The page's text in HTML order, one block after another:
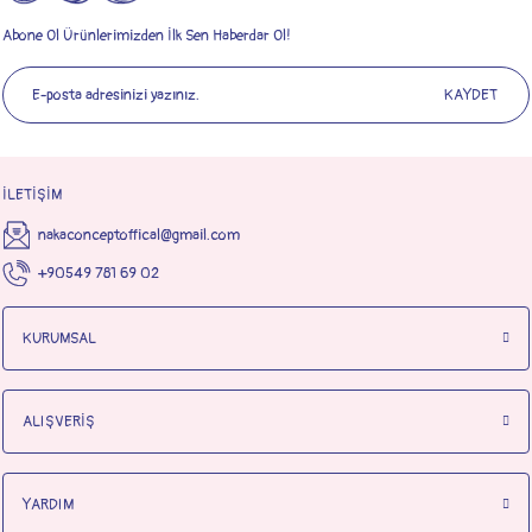
Abone Ol Ürünlerimizden İlk Sen Haberdar Ol!
KAYDET
İLETİŞİM
nakaconceptoffical@gmail.com
+90549 781 69 02
KURUMSAL
ALIŞVERİŞ
YARDIM